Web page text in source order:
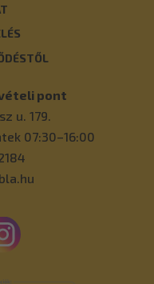
pont
u. 179.
07:30–16:00